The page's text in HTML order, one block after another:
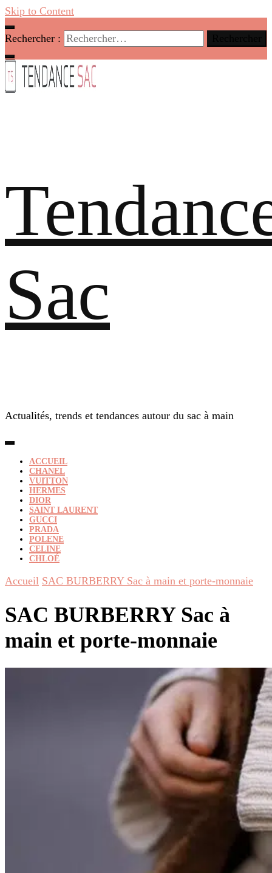
Skip to Content
Rechercher :
Sac
Actualités, trends et tendances autour du sac à main
ACCUEIL
CHANEL
VUITTON
HERMES
DIOR
SAINT LAURENT
GUCCI
PRADA
POLENE
CELINE
CHLOÉ
Accueil SAC BURBERRY Sac à main et porte-monnaie
SAC BURBERRY Sac à
main et porte-monnaie